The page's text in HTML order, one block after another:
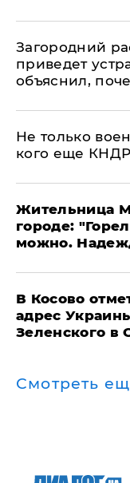
Загородний
приведет
объяснил,
Не только
кого еще
Жительница
городе:
можно.
В Косово
адрес
Зеленского в
Смотреть